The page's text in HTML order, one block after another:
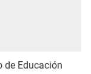
de Educación